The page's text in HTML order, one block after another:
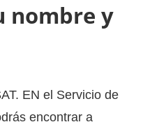
nombre y
EN el Servicio de
encontrar a